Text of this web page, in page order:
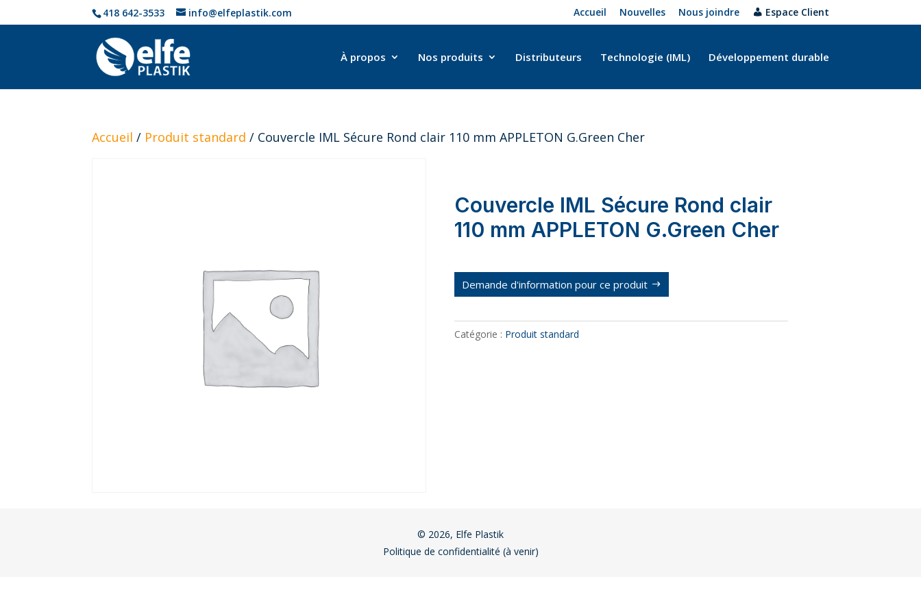
418 642-3533 info@elfeplastik.com Accueil Nouvelles Nous joindre Espace Client
À propos Nos produits Distributeurs Technologie (IML) Développement durable
Accueil / Produit standard / Couvercle IML Sécure Rond clair 110 mm APPLETON G.Green Cher
Couvercle IML Sécure Rond clair
110 mm APPLETON G.Green Cher
Demande d'information pour ce produit
Catégorie : Produit standard
© 2026, Elfe Plastik
Politique de confidentialité (à venir)